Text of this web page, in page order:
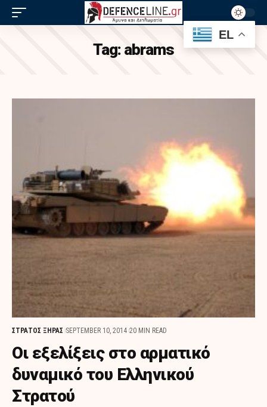
Tag: abrams
ΣΤΡΑΤΟΣ ΞΗΡΑΣ SEPTEMBER 10, 2014 20 MIN READ
Οι εξελίξεις στο αρματικό
δυναμικό του Ελληνικού
Στρατού
EL